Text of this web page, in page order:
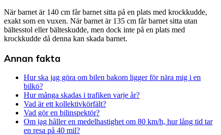
När barnet är 140 cm får barnet sitta på en plats med krockkudde,
exakt som en vuxen. När barnet är 135 cm får barnet sitta utan
bältesstol eller bälteskudde, men dock inte på en plats med
krockkudde då denna kan skada barnet.
Annan fakta
Hur ska jag göra om bilen bakom ligger för nära mig i en
bilkö?
Hur många skadas i trafiken varje år?
Vad är ett kollektivkörfält?
Vad gör en bilinspektör?
Om jag håller en medelhastighet om 80 km/h, hur lång tid tar
en resa på 40 mil?